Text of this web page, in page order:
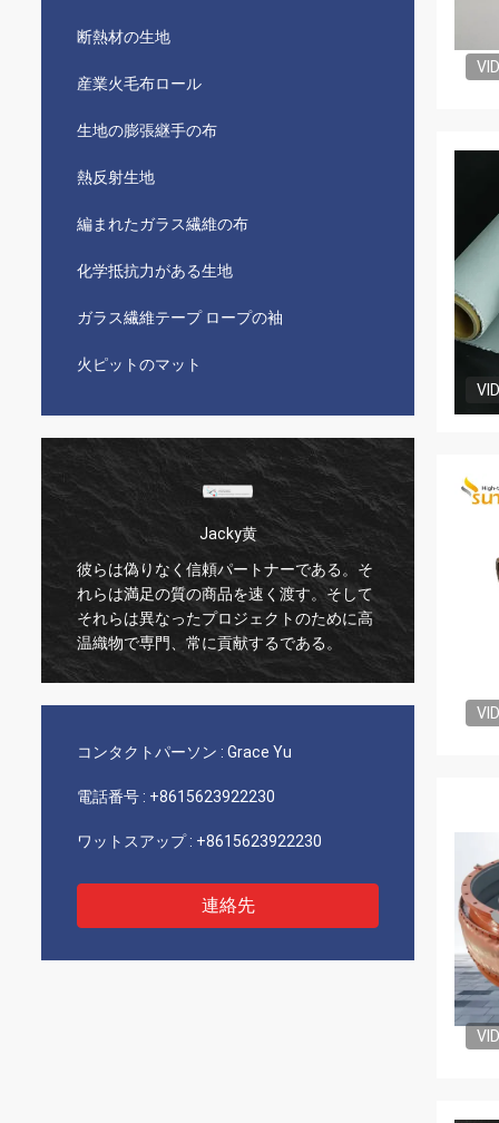
断熱材の生地
産業火毛布ロール
生地の膨張継手の布
熱反射生地
編まれたガラス繊維の布
化学抵抗力がある生地
ガラス繊維テープ ロープの袖
火ピットのマット
頼パートナーである。そ
商品を速く渡す。そして
プロジェクトのために高
に貢献するである。
私達は10年以上Suntexを、それ
つずっと質を安定した使用している
らは私達のひとつひとつの要求
う。それはそれらとともにとに
とは幸せである。
コンタクトパーソン : Grace Yu
電話番号 : +8615623922230
ワットスアップ : +8615623922230
連絡先